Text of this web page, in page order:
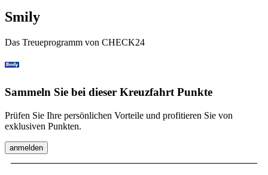
Smily
Das Treueprogramm von CHECK24
Sammeln Sie bei dieser Kreuzfahrt Punkte
Prüfen Sie Ihre persönlichen Vorteile und profitieren Sie von
exklusiven Punkten.
anmelden